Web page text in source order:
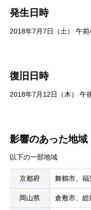
発生日時
2018年7月7日（土） 午前
復旧日時
2018年7月12日（木） 午
影響のあった地域
以下の一部地域
京都府 舞鶴市、福
岡山県 倉敷市、総